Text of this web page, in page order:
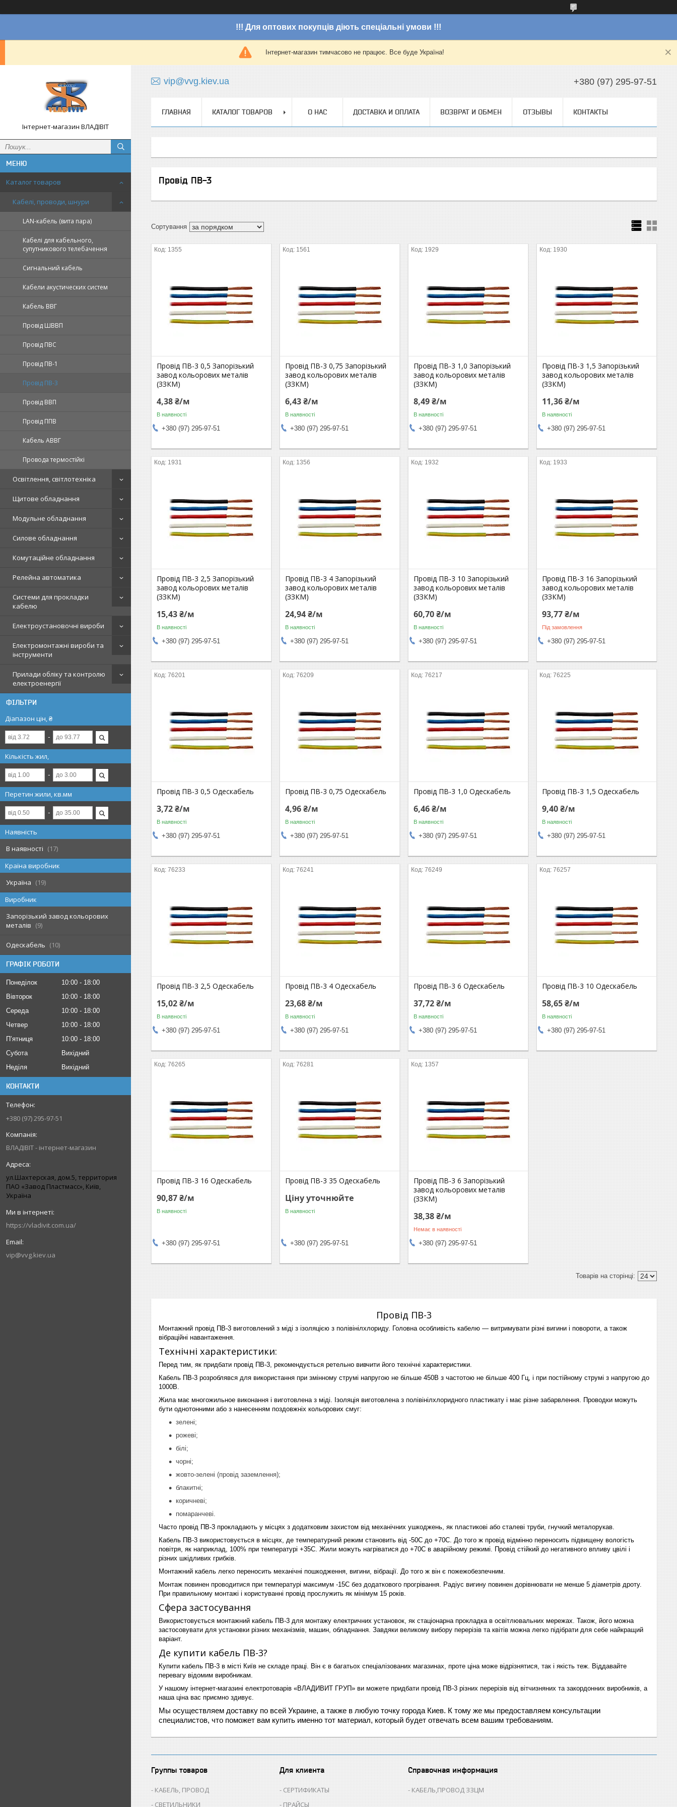
!!! Для оптових покупців діють спеціальні умови !!!
Інтернет-магазин тимчасово не працює. Все буде Україна!
Інтернет-магазин ВЛАДІВІТ
Каталог товаров
Кабелі, проводи, шнури
LAN-кабель (вита пара)
Кабелі для кабельного,
супутникового телебачення
Сигнальний кабель
Кабели акустических систем
Кабель ВВГ
Провід ШВВП
Провід ПВС
Провід ПВ-1
Провід ПВ-3
Провід ВВП
Провід ППВ
Кабель АВВГ
Провода термостійкі
Освітлення, світлотехніка
Щитове обладнання
Модульне обладнання
Силове обладнання
Комутаційне обладнання
Релейна автоматика
Системи для прокладки
кабелю
Електроустановочні вироби
Електромонтажні вироби та
інструменти
Прилади обліку та контролю
електроенергії
ФІЛЬТРИ
Діапазон цін, ₴
Кількість жил,
Перетин жили, кв.мм
Наявність
В наявності
17
Країна виробник
Україна
19
Виробник
Запорізький завод кольорових
металів
9
Одескабель 10
ГРАФІК РОБОТИ
Понеділок 10:00
18:00
Вівторок
10:00
18:00
Середа
10:00
18:00
Четвер
10:00
18:00
Пʼятниця
10:00
18:00
Субота
Вихідний
Неділя
Вихідний
КОНТАКТИ
+380 (97) 295-97-51
ВЛАДІВІТ - інтернет-магазин
ул.Шахтерская, дом.5, территория
ПАО «Завод Пластмасс», Київ,
Україна
https://vladivit.com.ua/
vip@vvg.kiev.ua
vip@vvg.kiev.ua +380 (97) 295-97-51
ГЛАВНАЯ КАТАЛОГ ТОВАРОВ О НАС ДОСТАВКА И ОПЛАТА ВОЗВРАТ И ОБМЕН ОТЗЫВЫ КОНТАКТЫ
Провід ПВ-3
1355
Провід ПВ-3 0,5 Запорізький
завод кольорових металів
(ЗЗКМ)
4,38 ₴/м
В наявності
+380 (97) 295-97-51
1561
Провід ПВ-3 0,75 Запорізький
завод кольорових металів
(ЗЗКМ)
6,43 ₴/м
В наявності
+380 (97) 295-97-51
1929
Провід ПВ-3 1,0 Запорізький
завод кольорових металів
(ЗЗКМ)
8,49 ₴/м
В наявності
+380 (97) 295-97-51
1930
Провід ПВ-3 1,5 Запорізький
завод кольорових металів
(ЗЗКМ)
11,36 ₴/м
В наявності
+380 (97) 295-97-51
1931
Провід ПВ-3 2,5 Запорізький
завод кольорових металів
(ЗЗКМ)
15,43 ₴/м
В наявності
+380 (97) 295-97-51
1356
Провід ПВ-3 4 Запорізький
завод кольорових металів
(ЗЗКМ)
24,94 ₴/м
В наявності
+380 (97) 295-97-51
1932
Провід ПВ-3 10 Запорізький
завод кольорових металів
(ЗЗКМ)
60,70 ₴/м
В наявності
+380 (97) 295-97-51
1933
Провід ПВ-3 16 Запорізький
завод кольорових металів
(ЗЗКМ)
93,77 ₴/м
Під замовлення
+380 (97) 295-97-51
76201
Провід ПВ-3 0,5 Одескабель
3,72 ₴/м
В наявності
+380 (97) 295-97-51
76209
Провід ПВ-3 0,75 Одескабель
4,96 ₴/м
В наявності
+380 (97) 295-97-51
76217
Провід ПВ-3 1,0 Одескабель
6,46 ₴/м
В наявності
+380 (97) 295-97-51
76225
Провід ПВ-3 1,5 Одескабель
9,40 ₴/м
В наявності
+380 (97) 295-97-51
76233
Провід ПВ-3 2,5 Одескабель
15,02 ₴/м
В наявності
+380 (97) 295-97-51
76241
Провід ПВ-3 4 Одескабель
23,68 ₴/м
В наявності
+380 (97) 295-97-51
76249
Провід ПВ-3 6 Одескабель
37,72 ₴/м
В наявності
+380 (97) 295-97-51
76257
Провід ПВ-3 10 Одескабель
58,65 ₴/м
В наявності
+380 (97) 295-97-51
76265
Провід ПВ-3 16 Одескабель
90,87 ₴/м
В наявності
+380 (97) 295-97-51
76281
Провід ПВ-3 35 Одескабель
Ціну уточнюйте
В наявності
+380 (97) 295-97-51
1357
Провід ПВ-3 6 Запорізький
завод кольорових металів
(ЗЗКМ)
38,38 ₴/м
Немає в наявності
+380 (97) 295-97-51
Провід ПВ-3
Монтажний провід ПВ-3 виготовлений з міді з ізоляцією з полівінілхлориду. Головна особливість кабелю ― витримувати різні вигини і повороти, а також
вібраційні навантаження.
Технічні характеристики:
Перед тим, як придбати провід ПВ-3, рекомендується ретельно вивчити його технічні характеристики.
Кабель ПВ-3 розроблявся для використання при змінному струмі напругою не більше 450В з частотою не більше 400 Гц, і при постійному струмі з напругою до
1000В.
Жила має многожильное виконання і виготовлена з міді. Ізоляція виготовлена з полівінілхлоридного пластикату і має різне забарвлення. Проводки можуть
бути однотонними або з нанесенням поздовжніх кольорових смуг:
зелені;
рожеві;
білі;
чорні;
жовто-зелені (провід заземлення);
блакитні;
коричневі;
помаранчеві.
Часто провід ПВ-3 прокладають у місцях з додатковим захистом від механічних ушкоджень, як пластикові або сталеві труби, гнучкий металорукав.
Кабель ПВ-3 використовується в місцях, де температурний режим становить від -50С до +70С. До того ж провід відмінно переносить підвищену вологість
повітря, як наприклад, 100% при температурі +35С. Жили можуть нагріватися до +70С в аварійному режимі. Провід стійкий до негативного впливу цвілі і
різних шкідливих грибків.
Монтажний кабель легко переносить механічні пошкодження, вигини, вібрації. До того ж він є пожежобезпечним.
Монтаж повинен проводитися при температурі максимум -15С без додаткового прогрівання. Радіус вигину повинен дорівнювати не менше 5 діаметрів дроту.
При правильному монтажі і користуванні провід прослужить як мінімум 15 років.
Сфера застосування
Використовується монтажний кабель ПВ-3 для монтажу електричних установок, як стаціонарна прокладка в освітлювальних мережах. Також, його можна
застосовувати для установки різних механізмів, машин, обладнання. Завдяки великому вибору перерізів та квітів можна легко підібрати для себе найкращий
варіант.
Де купити кабель ПВ-3?
Купити кабель ПВ-3 в місті Київ не складе праці. Він є в багатьох спеціалізованих магазинах, проте ціна може відрізнятися, так і якість теж. Віддавайте
перевагу відомим виробникам.
У нашому інтернет-магазині електротоварів «ВЛАДИВИТ ГРУП» ви можете придбати провід ПВ-3 різних перерізів від вітчизняних та закордонних виробників, а
наша ціна вас приємно здивує.
Мы осуществляем доставку по всей Украине, а также в любую точку города Киев. К тому же мы предоставляем консультации
специалистов, что поможет вам купить именно тот материал, который будет отвечать всем вашим требованиям.
Группы товаров
КАБЕЛЬ, ПРОВОД
СВЕТИЛЬНИКИ
Для клиента
СЕРТИФИКАТЫ
ПРАЙСЫ
Справочная информация
КАБЕЛЬ,ПРОВОД ЗЗЦМ